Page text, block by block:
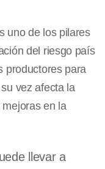
uno de los pilares
del riesgo país
productores para
vez afecta la
en la
llevar a